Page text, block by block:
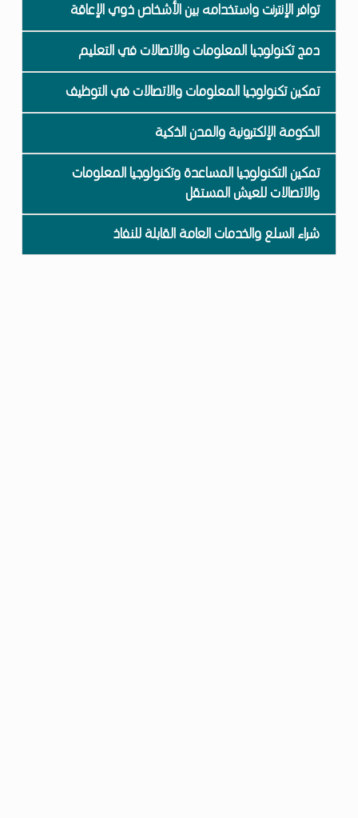
توافر الإنترنت واستخدامه بين الأشخاص ذوي الإعاقة
دمج تكنولوجيا المعلومات والاتصالات في التعليم
تمكين تكنولوجيا المعلومات والاتصالات في التوظيف
الحكومة الإلكترونية والمدن الذكية
تمكين التكنولوجيا المساعدة وتكنولوجيا المعلومات
والاتصالات للعيش المستقل
شراء السلع والخدمات العامة القابلة للنفاذ